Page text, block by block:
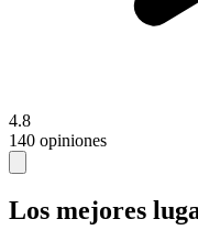
4.8
140 opiniones
Los mejores